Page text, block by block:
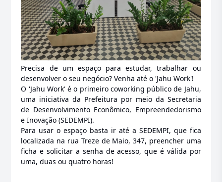
Precisa de um espaço para estudar, trabalhar ou
desenvolver o seu negócio? Venha até o 'Jahu Work'!
O 'Jahu Work' é o primeiro coworking público de Jahu,
uma iniciativa da Prefeitura por meio da Secretaria
de Desenvolvimento Econômico, Empreendedorismo
e Inovação (SEDEMPI).
Para usar o espaço basta ir até a SEDEMPI, que fica
localizada na rua Treze de Maio, 347, preencher uma
ficha e solicitar a senha de acesso, que é válida por
uma, duas ou quatro horas!